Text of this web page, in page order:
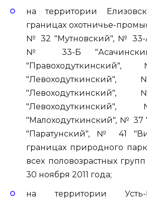
на территории
границах охотничье-
№ 32 "Мутновский", № 33-
№ 33-Б
"Малоходуткинский", № 37
"Паратунский", № 41
границах природного
всех половозрастных
30 ноября 2011 года;
на территории Усть-